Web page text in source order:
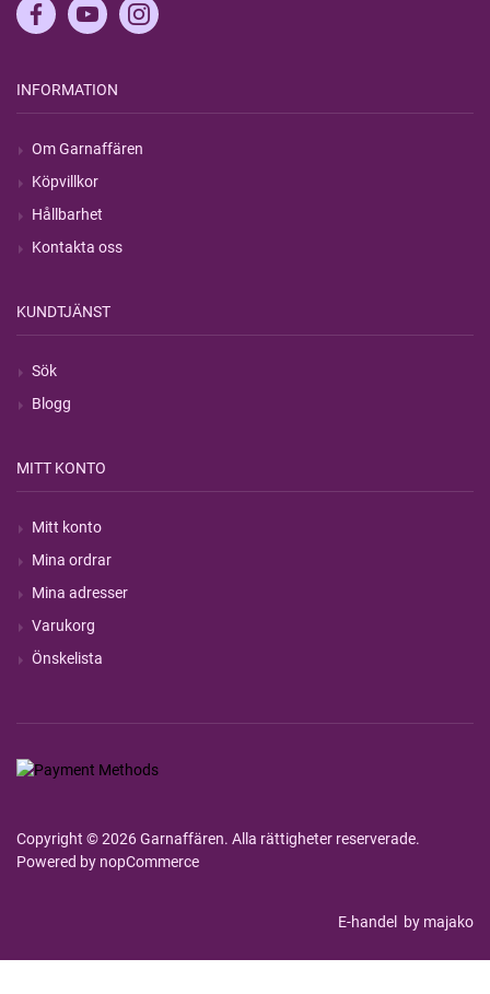
INFORMATION
Om Garnaffären
Köpvillkor
Hållbarhet
Kontakta oss
KUNDTJÄNST
Sök
Blogg
MITT KONTO
Mitt konto
Mina ordrar
Mina adresser
Varukorg
Önskelista
Copyright © 2026 Garnaffären. Alla rättigheter reserverade.
Powered by nopCommerce
E-handel by majako